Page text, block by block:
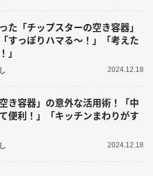
た「チップスターの空き容器」
すっぽりハマる～！」「考えた
」
2024.12.18
空き容器」の意外な活用術！「中
便利！」「キッチンまわりがす
2024.12.18